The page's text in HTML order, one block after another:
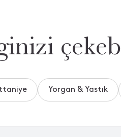
Yorgan & Yastık